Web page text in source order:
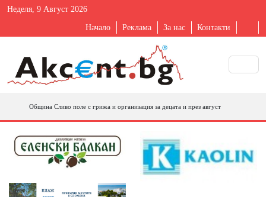
Неделя, 9 Август 2026
Начало Реклама За нас Контакти
Община Сливо поле с грижа и организация за децата и през август